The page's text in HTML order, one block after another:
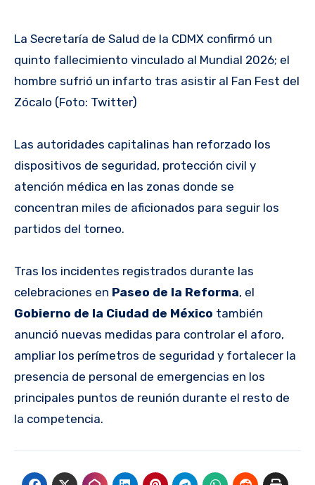
La Secretaría de Salud de la CDMX confirmó un
quinto fallecimiento vinculado al Mundial 2026; el
hombre sufrió un infarto tras asistir al Fan Fest del
Zócalo (Foto: Twitter)
Las autoridades capitalinas han reforzado los
dispositivos de seguridad, protección civil y
atención médica en las zonas donde se
concentran miles de aficionados para seguir los
partidos del torneo.
Tras los incidentes registrados durante las
celebraciones en Paseo de la Reforma, el
Gobierno de la Ciudad de México también
anunció nuevas medidas para controlar el aforo,
ampliar los perímetros de seguridad y fortalecer la
presencia de personal de emergencias en los
principales puntos de reunión durante el resto de
la competencia.